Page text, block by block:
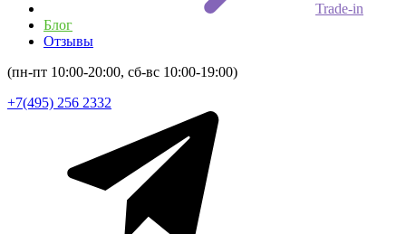
Trade-in
Блог
Отзывы
(пн-пт 10:00-20:00, сб-вс 10:00-19:00)
+7(495) 256 2332